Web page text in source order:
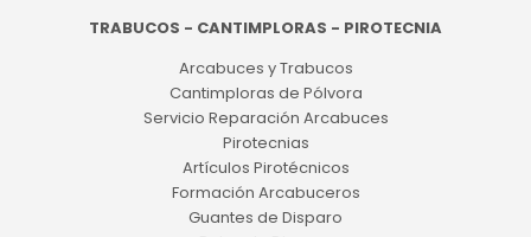
TRABUCOS - CANTIMPLORAS - PIROTECNIA
Arcabuces y Trabucos
Cantimploras de Pólvora
Servicio Reparación Arcabuces
Pirotecnias
Artículos Pirotécnicos
Formación Arcabuceros
Guantes de Disparo